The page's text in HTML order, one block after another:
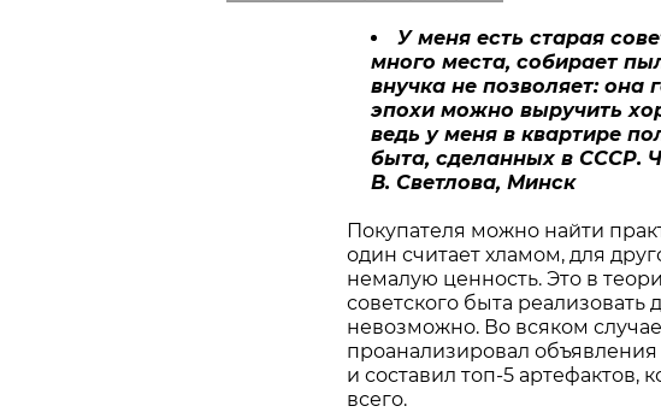
У меня есть старая
много места, собирает
внучка не позволяет: она
эпохи можно выручить
ведь у меня в квартире
быта, сделанных в СССР.
В. Светлова, Минск
Покупателя можно найти
один считает хламом, для
немалую ценность. Это в
советского быта реализовать
невозможно. Во всяком
проанализировал
и составил топ-5
всего.